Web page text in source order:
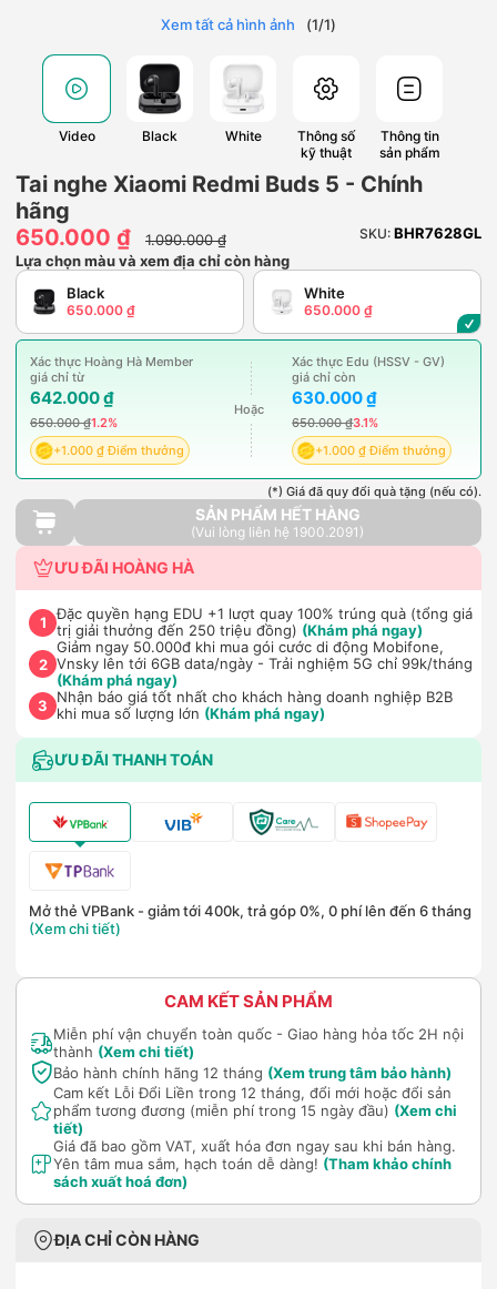
Xem tất cả hình ảnh (1/1)
Video Black White
Thông số
kỹ thuật
Thông tin
sản phẩm
Tai nghe Xiaomi Redmi Buds 5 - Chính
hãng
650.000 ₫
1.090.000 ₫ SKU: BHR7628GL
Lựa chọn màu và xem địa chỉ còn hàng
Black
650.000 ₫
White
650.000 ₫
Xác thực Hoàng Hà Member
giá chỉ từ
642.000 ₫
650.000 ₫1.2%
+1.000 ₫ Điểm thưởng
Hoặc
Xác thực Edu (HSSV - GV)
giá chỉ còn
630.000 ₫
650.000 ₫3.1%
+1.000 ₫ Điểm thưởng
(*) Giá đã quy đổi quà tặng (nếu có).
SẢN PHẨM HẾT HÀNG
(Vui lòng liên hệ 1900.2091)
ƯU ĐÃI HOÀNG HÀ
1
Đặc quyền hạng EDU +1 lượt quay 100% trúng quà (tổng giá
trị giải thưởng đến 250 triệu đồng) (Khám phá ngay)
2
Giảm ngay 50.000đ khi mua gói cước di động Mobifone,
Vnsky lên tới 6GB data/ngày - Trải nghiệm 5G chỉ 99k/tháng
(Khám phá ngay)
3
Nhận báo giá tốt nhất cho khách hàng doanh nghiệp B2B
khi mua số lượng lớn (Khám phá ngay)
ƯU ĐÃI THANH TOÁN
Mở thẻ VPBank - giảm tới 400k, trả góp 0%, 0 phí lên đến 6 tháng
(Xem chi tiết)
CAM KẾT SẢN PHẨM
Miễn phí vận chuyển toàn quốc - Giao hàng hỏa tốc 2H nội
thành (Xem chi tiết)
Bảo hành chính hãng 12 tháng (Xem trung tâm bảo hành)
Cam kết Lỗi Đổi Liền trong 12 tháng, đổi mới hoặc đổi sản
phẩm tương đương (miễn phí trong 15 ngày đầu) (Xem chi
tiết)
Giá đã bao gồm VAT, xuất hóa đơn ngay sau khi bán hàng.
Yên tâm mua sắm, hạch toán dễ dàng! (Tham khảo chính
sách xuất hoá đơn)
ĐỊA CHỈ CÒN HÀNG